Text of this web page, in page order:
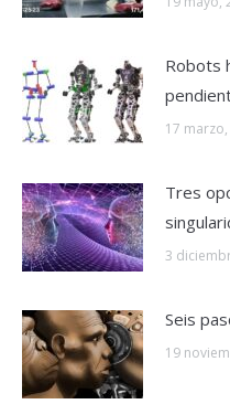
Robots
17
Tres
3
Seis
19